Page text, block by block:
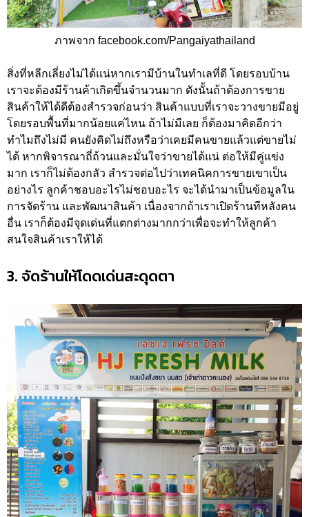
ภาพจาก facebook.com/Pangaiyathailand
สิ่งที่หลีกเลี่ยงไม่ได้แน่หากเรามีบ้านในทำเลที่ดี โดยรอบบ้าน
เราจะต้องมีร้านค้าเกิดขึ้นจำนวนมาก ดังนั้นถ้าต้องการขาย
สินค้าให้ได้ดีต้องสำรวจก่อนว่า สินค้าแบบที่เราจะวางขายมีอยู่
โดยรอบพื้นที่มากน้อยแค่ไหน ถ้าไม่มีเลย ก็ต้องมาคิดอีกว่า
ทำไมถึงไม่มี คนยังคิดไม่ถึงหรือว่าเคยมีคนขายแล้วแต่ขายไม่
ได้ หากพิจารณาถี่ถ้วนและมั่นใจว่าขายได้แน่ ต่อให้มีคู่แข่ง
มาก เราก็ไม่ต้องกลัว สำรวจต่อไปว่าเทคนิคการขายเขาเป็น
อย่างไร ลูกค้าชอบอะไรไม่ชอบอะไร จะได้นำมาเป็นข้อมูลใน
การจัดร้าน และพัฒนาสินค้า เนื่องจากถ้าเราเปิดร้านทีหลังคน
อื่น เราก็ต้องมีจุดเด่นที่แตกต่างมากกว่าเพื่อจะทำให้ลูกค้า
สนใจสินค้าเราให้ได้
3. จัดร้านให้โดดเด่นสะดุดตา